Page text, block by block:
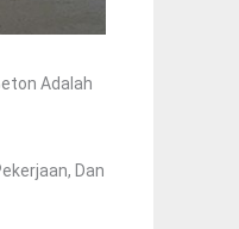
Adalah
Dan